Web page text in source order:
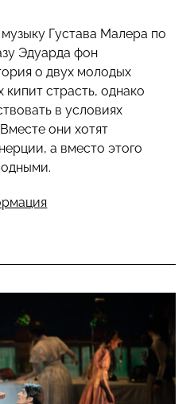
Густава Малера по
Эдуарда фон
о двух молодых
страсть, однако
в условиях
они хотят
а вместо этого